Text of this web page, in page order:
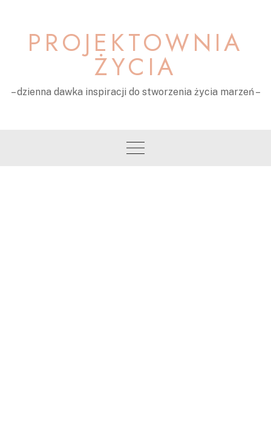
contentPROJEKTOWNIA
ŻYCIA
– dzienna dawka inspiracji do stworzenia życia marzeń –